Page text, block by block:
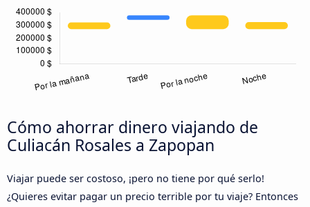
Cómo ahorrar dinero viajando de
Culiacán Rosales a Zapopan
Viajar puede ser costoso, ¡pero no tiene por qué serlo!
¿Quieres evitar pagar un precio terrible por tu viaje? Entonces